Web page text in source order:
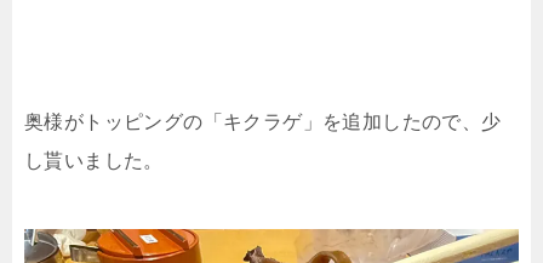
奥様がトッピングの「キクラゲ」を追加したので、少
し貰いました。